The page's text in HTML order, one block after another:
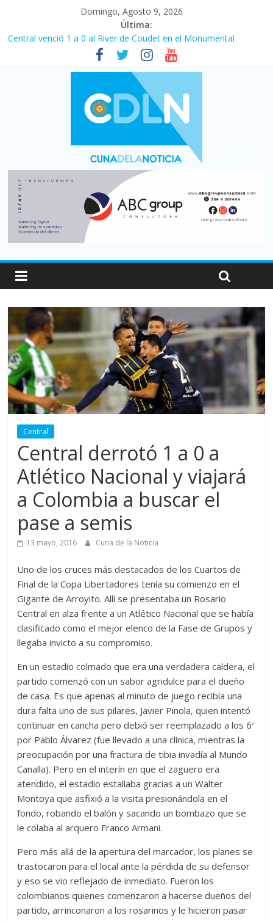
Domingo, Agosto 9, 2026
Última:
Central venció 1 a 0 al River de Coudet en el Monumental
La morosidad alcanzó su nivel más alto en dos décadas y ya
afecta a 400 mil deudores en Santa Fe
Desde que asumió Milei cerraron 41.000 kioscos: el sector
denuncia crisis como en 2001
Vacaciones de invierno con más movimiento y consumo
turístico: 4,6 millones de personas viajaron por el país, un 5,9%
Fuerte caída de la venta de autos usados en julio: bajó un 12,6%
Central
Central derrotó 1 a 0 a
Atlético Nacional y viajará
a Colombia a buscar el
pase a semis
13 mayo, 2016 Cuna de la Noticia
Uno de los cruces más destacados de los Cuartos de
Final de la Copa Libertadores tenía su comienzo en el
Gigante de Arroyito. Allí se presentaba un Rosario
Central en alza frente a un Atlético Nacional que se había
clasificado como el mejor elenco de la Fase de Grupos y
llegaba invicto a su compromiso.
En un estadio colmado que era una verdadera caldera, el
partido comenzó con un sabor agridulce para el dueño
de casa. Es que apenas al minuto de juego recibía una
dura falta uno de sus pilares, Javier Pinola, quien intentó
continuar en cancha pero debió ser reemplazado a los 6′
por Pablo Álvarez (fue llevado a una clínica, mientras la
preocupación por una fractura de tibia invadía al Mundo
Canalla). Pero en el interín en que el zaguero era
atendido, el estadio estallaba gracias a un Walter
Montoya que asfixió a la visita presionándola en el
fondo, robando el balón y sacando un bombazo que se
le colaba al arquero Franco Armani.
Pero más allá de la apertura del marcador, los planes se
trastocaron para el local ante la pérdida de su defensor
y eso se vio reflejado de inmediato. Fueron los
colombianos quienes comenzaron a hacerse dueños del
partido, arrinconaron a los rosarinos y le hicieron pasar